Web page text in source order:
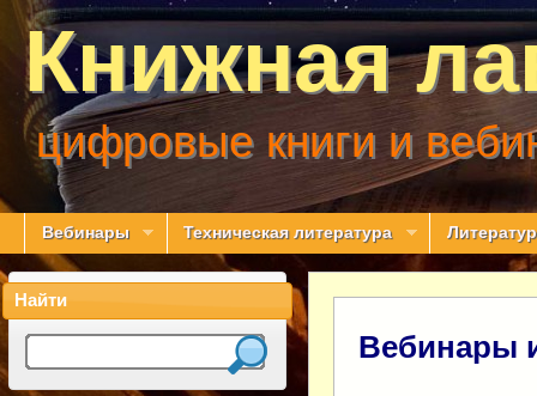
Книжная
цифровые книги и
Вебинары Техническая литература
Вебинары
Найти